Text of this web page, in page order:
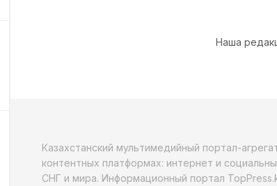
Наша
Казахстанский мультимедийный портал-
контентных платформах: интернет и
СНГ и мира. Информационный портал